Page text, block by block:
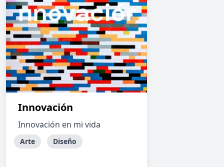
Innovación
Innovación en mi vida
Arte Diseño